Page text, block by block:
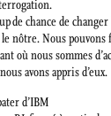
de chance de
nôtre. Nous pouvons
où nous sommes
avons appris d’eux.
d’IBM